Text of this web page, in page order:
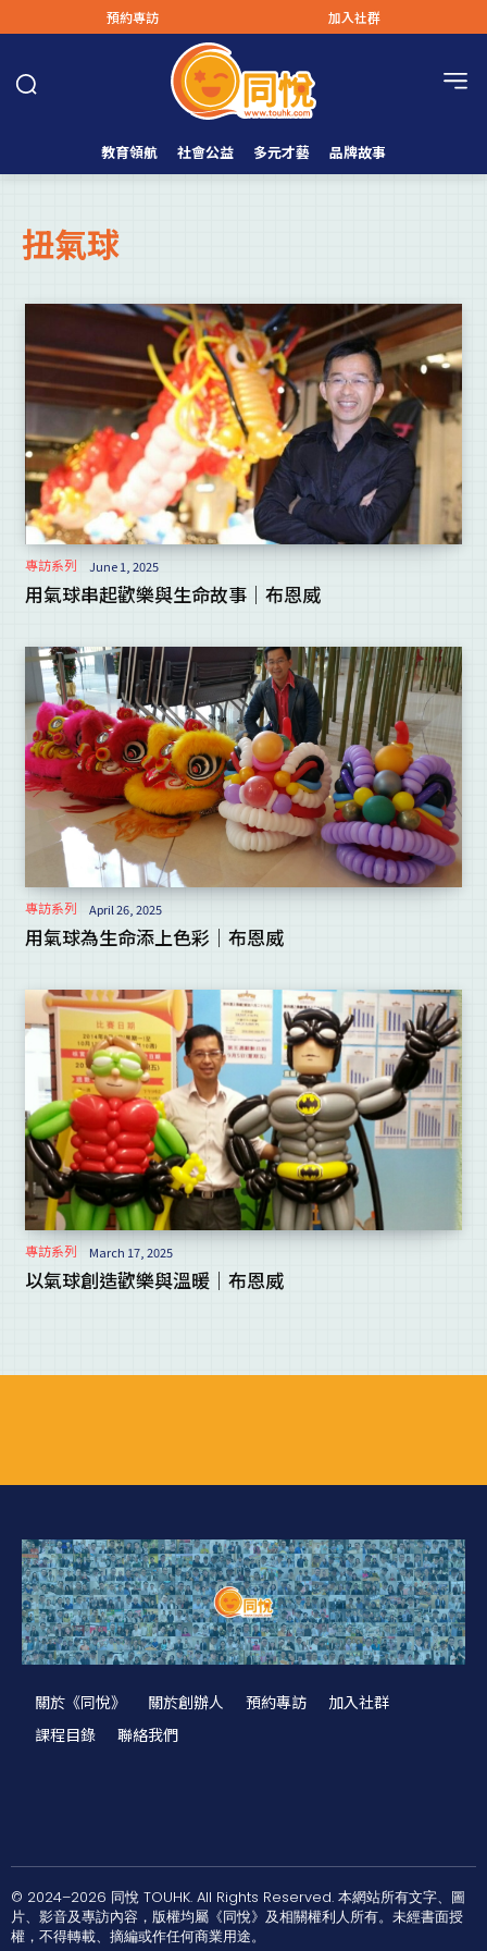
預約專訪 加入社群
教育領航 社會公益 多元才藝 品牌故事
扭氣球
專訪系列 June 1, 2025
用氣球串起歡樂與生命故事｜布恩威
專訪系列 April 26, 2025
用氣球為生命添上色彩｜布恩威
專訪系列 March 17, 2025
以氣球創造歡樂與溫暖｜布恩威
關於《同悅》 關於創辦人 預約專訪
加入社群
課程目錄
聯絡我們
© 2024–2026 同悅 TOUHK. All Rights Reserved. 本網站所有文字、圖
片、影音及專訪內容，版權均屬《同悅》及相關權利人所有。未經書面授
權，不得轉載、摘編或作任何商業用途。